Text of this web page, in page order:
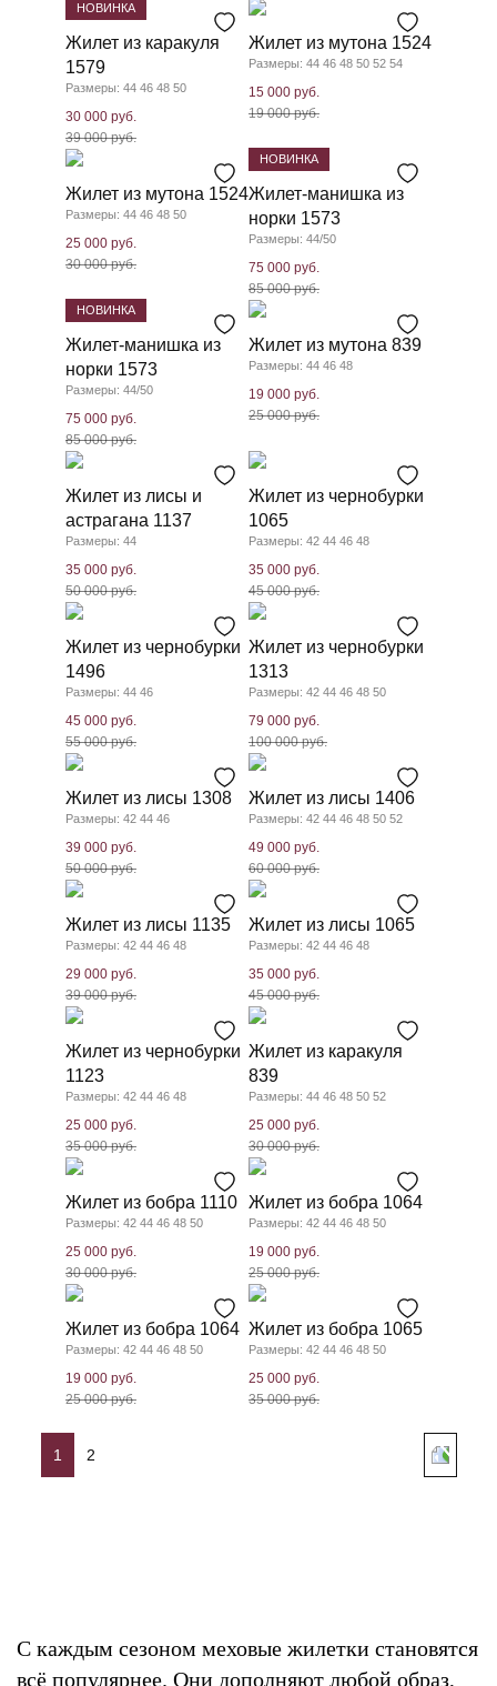
НОВИНКА
Жилет из каракуля
1579
Размеры: 44 46 48 50
30 000 руб.
39 000 руб.
Жилет из мутона 1524
Размеры: 44 46 48 50 52 54
15 000 руб.
19 000 руб.
Жилет из мутона 1524
Размеры: 44 46 48 50
25 000 руб.
30 000 руб.
НОВИНКА
Жилет-манишка из
норки 1573
Размеры: 44/50
75 000 руб.
85 000 руб.
НОВИНКА
Жилет-манишка из
норки 1573
Размеры: 44/50
75 000 руб.
85 000 руб.
Жилет из мутона 839
Размеры: 44 46 48
19 000 руб.
25 000 руб.
Жилет из лисы и
астрагана 1137
Размеры: 44
35 000 руб.
50 000 руб.
Жилет из чернобурки
1065
Размеры: 42 44 46 48
35 000 руб.
45 000 руб.
Жилет из чернобурки
1496
Размеры: 44 46
45 000 руб.
55 000 руб.
Жилет из чернобурки
1313
Размеры: 42 44 46 48 50
79 000 руб.
100 000 руб.
Жилет из лисы 1308
Размеры: 42 44 46
39 000 руб.
50 000 руб.
Жилет из лисы 1406
Размеры: 42 44 46 48 50 52
49 000 руб.
60 000 руб.
Жилет из лисы 1135
Размеры: 42 44 46 48
29 000 руб.
39 000 руб.
Жилет из лисы 1065
Размеры: 42 44 46 48
35 000 руб.
45 000 руб.
Жилет из чернобурки
1123
Размеры: 42 44 46 48
25 000 руб.
35 000 руб.
Жилет из каракуля
839
Размеры: 44 46 48 50 52
25 000 руб.
30 000 руб.
Жилет из бобра 1110
Размеры: 42 44 46 48 50
25 000 руб.
30 000 руб.
Жилет из бобра 1064
Размеры: 42 44 46 48 50
19 000 руб.
25 000 руб.
Жилет из бобра 1064
Размеры: 42 44 46 48 50
19 000 руб.
25 000 руб.
Жилет из бобра 1065
Размеры: 42 44 46 48 50
25 000 руб.
35 000 руб.
1 2
С каждым сезоном меховые жилетки становятся
всё популярнее. Они дополняют любой образ,